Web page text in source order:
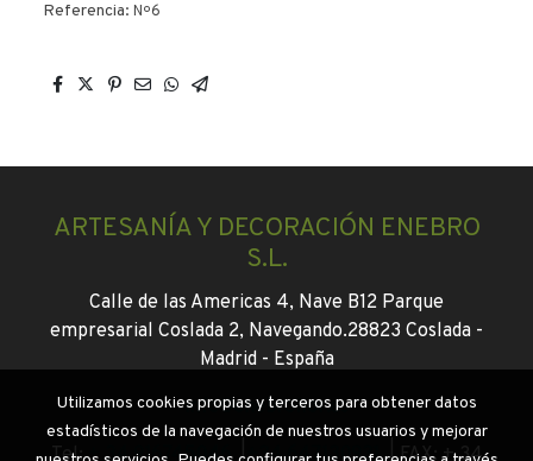
Referencia: Nº6
ARTESANÍA Y DECORACIÓN ENEBRO
S.L.
Calle de las Americas 4, Nave B12 Parque
empresarial Coslada 2, Navegando.28823 Coslada -
Madrid - España
info@enebroflor.es
Tel:+ 34 916745046|+34 647130931|FAX: + 34
Utilizamos cookies propias y terceros para obtener datos
estadísticos de la navegación de nuestros usuarios y mejorar